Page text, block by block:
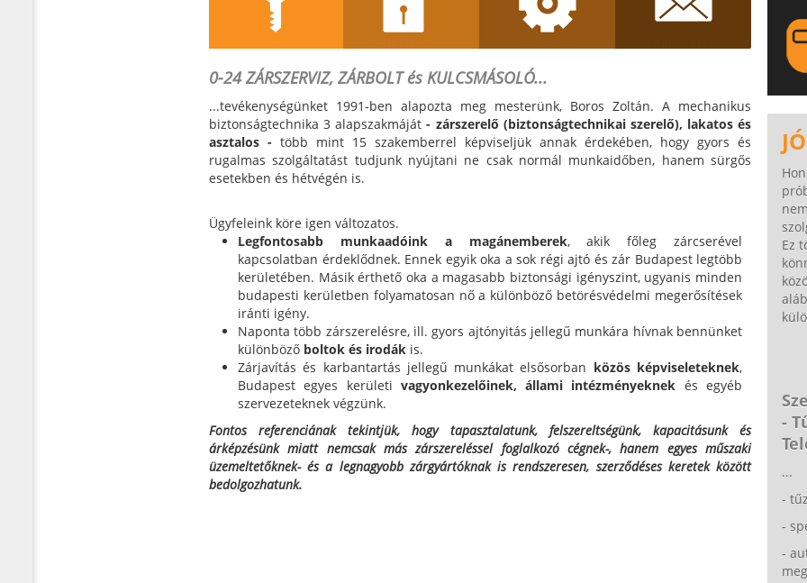
0-24 ZÁRSZERVIZ, ZÁRBOLT és KULCSMÁSOLÓ...
...tevékenységünket 1991-ben alapozta meg mesterünk, Boros Zoltán. A mechanikus
biztonságtechnika 3 alapszakmáját- zárszerelő (biztonságtechnikai szerelő), lakatos és
asztalos - több mint 15 szakemberrel képviseljük annak érdekében, hogy gyors és
rugalmas szolgáltatást tudjunk nyújtani ne csak normál munkaidőben, hanem sürgős
esetekben és hétvégén is.
Ügyfeleink köre igen változatos.
Legfontosabb munkaadóink a magánemberek, akik főleg zárcserével
kapcsolatban érdeklődnek. Ennek egyik oka a sok régi ajtó és zár Budapest legtöbb
kerületében. Másik érthető oka a magasabb biztonsági igényszint, ugyanis minden
budapesti kerületben folyamatosan nő a különböző betörésvédelmi megerősítések
iránti igény.
Naponta több zárszerelésre, ill. gyors ajtónyitás jellegű munkára hívnak bennünket
különböző boltok és irodák is.
Zárjavítás és karbantartás jellegű munkákat elsősorban közös képviseleteknek,
Budapest egyes kerületi vagyonkezelőinek, állami intézményeknek és egyéb
szervezeteknek végzünk.
Fontos referenciának tekintjük, hogy tapasztalatunk, felszereltségünk, kapacitásunk és
árképzésünk miatt nemcsak más zárszereléssel foglalkozó cégnek-, hanem egyes műszaki
üzemeltetőknek- és a legnagyobb zárgyártóknak is rendszeresen, szerződéses keretek között
bedolgozhatunk.
Ez
-
...
-
-
-